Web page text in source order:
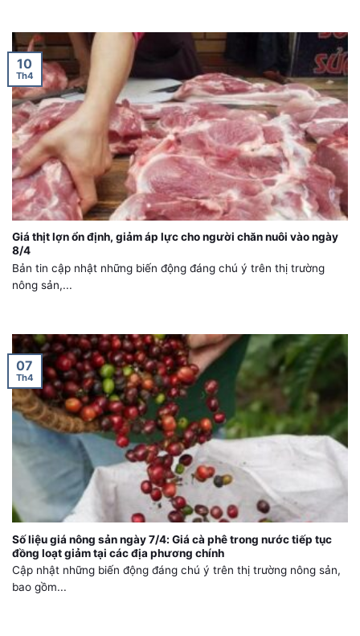
Giá thịt lợn ổn định, giảm áp lực cho người chăn nuôi vào ngày
8/4
Bản tin cập nhật những biến động đáng chú ý trên thị trường
nông sản,...
10
Th4
Số liệu giá nông sản ngày 7/4: Giá cà phê trong nước tiếp tục
đồng loạt giảm tại các địa phương chính
Cập nhật những biến động đáng chú ý trên thị trường nông sản,
bao gồm...
07
Th4